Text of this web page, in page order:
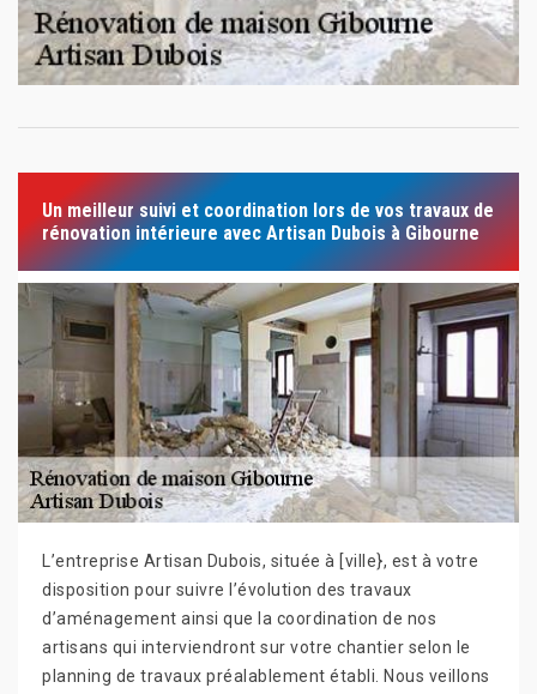
Un meilleur suivi et coordination lors de vos travaux de
rénovation intérieure avec Artisan Dubois à Gibourne
L’entreprise Artisan Dubois, située à [ville}, est à votre
disposition pour suivre l’évolution des travaux
d’aménagement ainsi que la coordination de nos
artisans qui interviendront sur votre chantier selon le
planning de travaux préalablement établi. Nous veillons